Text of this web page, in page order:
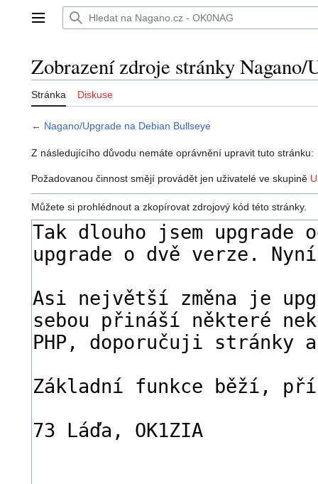
Hlavní menu
Zobrazení zdroje stránky Nagano/
Stránka Diskuse
← Nagano/Upgrade na Debian Bullseye
Z následujícího důvodu nemáte oprávnění upravit tuto stránku:
Požadovanou činnost smějí provádět jen uživatelé ve skupině
Můžete si prohlédnout a zkopírovat zdrojový kód této stránky.